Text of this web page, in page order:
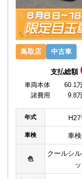
鳥取店 中古車
支払総額
車両本体
60.1
諸費用
9.8
年式
車検 車
色
クールシ